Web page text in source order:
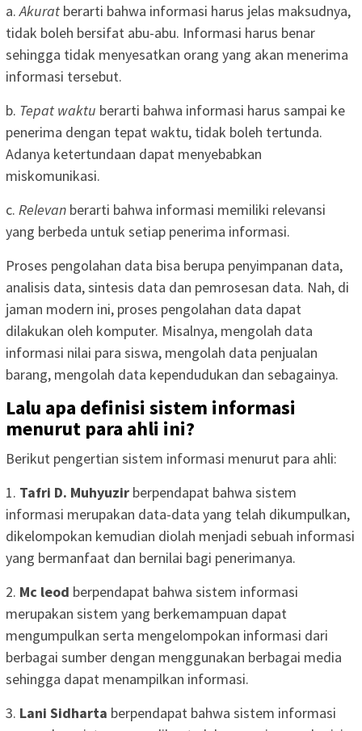
a.Akurat berarti bahwa informasi harus jelas maksudnya,
tidak boleh bersifat abu-abu. Informasi harus benar
sehingga tidak menyesatkan orang yang akan menerima
informasi tersebut.
b. Tepat waktu berarti bahwa informasi harus sampai ke
penerima dengan tepat waktu, tidak boleh tertunda.
Adanya ketertundaan dapat menyebabkan
miskomunikasi.
c. Relevan berarti bahwa informasi memiliki relevansi
yang berbeda untuk setiap penerima informasi.
Proses pengolahan data bisa berupa penyimpanan data,
analisis data, sintesis data dan pemrosesan data. Nah, di
jaman modern ini, proses pengolahan data dapat
dilakukan oleh komputer. Misalnya, mengolah data
informasi nilai para siswa, mengolah data penjualan
barang, mengolah data kependudukan dan sebagainya.
Lalu apa definisi sistem informasi
menurut para ahli ini?
Berikut pengertian sistem informasi menurut para ahli:
1. Tafri D. Muhyuzir berpendapat bahwa sistem
informasi merupakan data-data yang telah dikumpulkan,
dikelompokan kemudian diolah menjadi sebuah informasi
yang bermanfaat dan bernilai bagi penerimanya.
2. Mc leod berpendapat bahwa sistem informasi
merupakan sistem yang berkemampuan dapat
mengumpulkan serta mengelompokan informasi dari
berbagai sumber dengan menggunakan berbagai media
sehingga dapat menampilkan informasi.
3. Lani Sidharta berpendapat bahwa sistem informasi